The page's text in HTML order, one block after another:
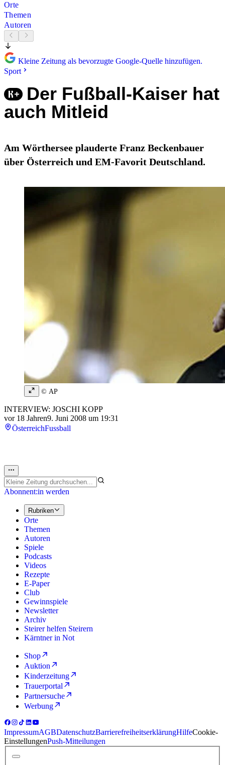
Orte
Themen
Autoren
Kleine Zeitung als bevorzugte Google-Quelle hinzufügen.
Sport
Der Fußball-Kaiser hat
auch Mitleid
Am Wörthersee plauderte Franz Beckenbauer
über Österreich und EM-Favorit Deutschland.
© AP
INTERVIEW: JOSCHI KOPP
vor 18 Jahren9. Juni 2008 um 19:31
ÖsterreichFussball
Abonnent:in werden
Rubriken
Orte
Themen
Autoren
Spiele
Podcasts
Videos
Rezepte
E-Paper
Club
Gewinnspiele
Newsletter
Archiv
Steirer helfen Steirern
Kärntner in Not
Shop
Auktion
Kinderzeitung
Trauerportal
Partnersuche
Werbung
ImpressumAGBDatenschutzBarrierefreiheitserklärungHilfeCookie-
EinstellungenPush-Mitteilungen